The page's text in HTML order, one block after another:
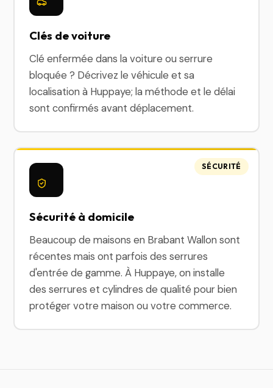
Clés de voiture
Clé enfermée dans la voiture ou serrure
bloquée ? Décrivez le véhicule et sa
localisation à Huppaye; la méthode et le délai
sont confirmés avant déplacement.
Sécurité à domicile
Beaucoup de maisons en Brabant Wallon sont
récentes mais ont parfois des serrures
d'entrée de gamme. À Huppaye, on installe
des serrures et cylindres de qualité pour bien
protéger votre maison ou votre commerce.
SÉCURITÉ